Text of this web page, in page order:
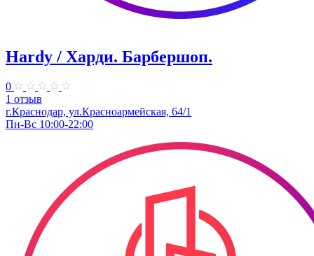
Hardy / Харди. ​Барбершоп.
0
1 отзыв
г.Краснодар, ул.Красноармейская, 64/1
Пн-Вс 10:00-22:00